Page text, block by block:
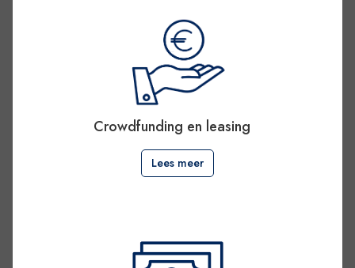
Crowdfunding en leasing
Lees meer